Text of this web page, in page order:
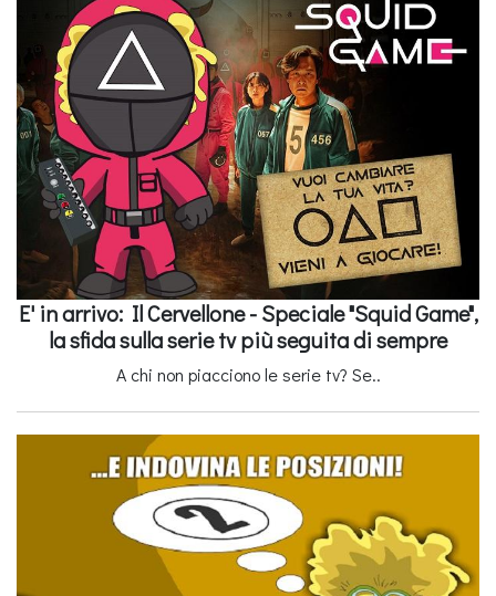
E' in arrivo: Il Cervellone - Speciale "Squid Game",
la sfida sulla serie tv più seguita di sempre
A chi non piacciono le serie tv? Se..